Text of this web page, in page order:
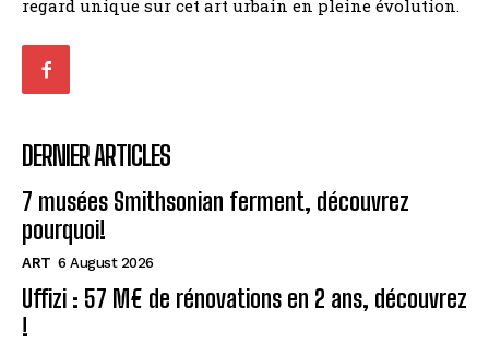
regard unique sur cet art urbain en pleine évolution.
DERNIER ARTICLES
7 musées Smithsonian ferment, découvrez
pourquoi!
ART 6 August 2026
Uffizi : 57 M€ de rénovations en 2 ans, découvrez
!